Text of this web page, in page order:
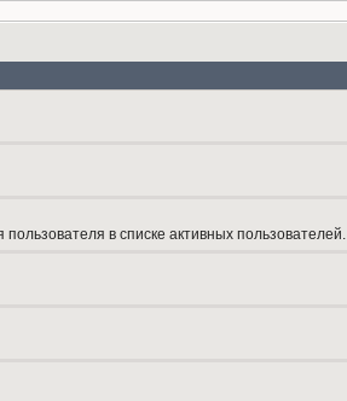
в списке активных пользователей.